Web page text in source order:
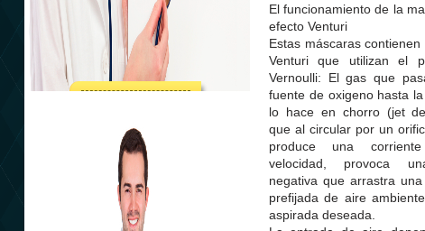
El funcionamiento de la
efecto Venturi
Estas máscaras contienen
Venturi que utilizan el
Vernoulli: El gas que
fuente de oxigeno hasta la
lo hace en chorro (jet
que al circular por un
produce una
velocidad, provoca
negativa que arrastra
prefijada de aire
aspirada deseada.